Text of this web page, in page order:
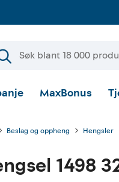
MaxBonus
Beslag og oppheng Hengsler
1498